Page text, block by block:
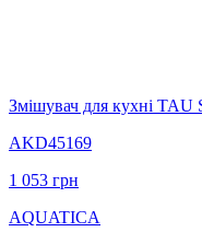
Змішувач для кухні TAU
AKD45169
1 053 грн
AQUATICA